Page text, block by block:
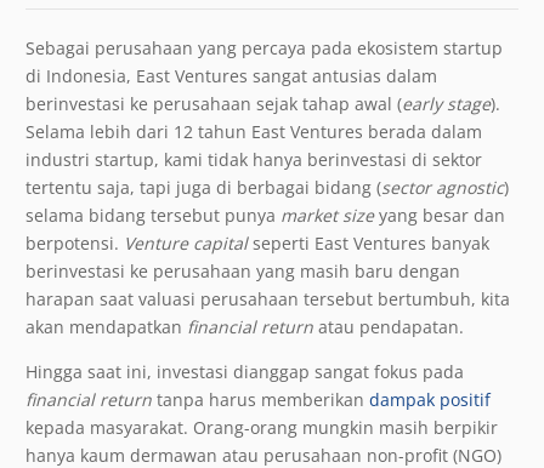
Sebagai perusahaan yang percaya pada ekosistem startup
di Indonesia, East Ventures sangat antusias dalam
berinvestasi ke perusahaan sejak tahap awal (early stage).
Selama lebih dari 12 tahun East Ventures berada dalam
industri startup, kami tidak hanya berinvestasi di sektor
tertentu saja, tapi juga di berbagai bidang (sector agnostic)
selama bidang tersebut punya market sizeyang besar dan
berpotensi. Venture capitalseperti East Ventures banyak
berinvestasi ke perusahaan yang masih baru dengan
harapan saat valuasi perusahaan tersebut bertumbuh, kita
akan mendapatkan financial return atau pendapatan.
Hingga saat ini, investasi dianggap sangat fokus pada
financial return tanpa harus memberikan dampak positif
kepada masyarakat. Orang-orang mungkin masih berpikir
hanya kaum dermawan atau perusahaan non-profit (NGO)